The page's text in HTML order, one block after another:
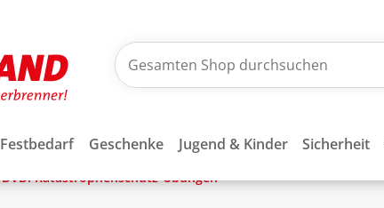
Festbedarf Geschenke Jugend & Kinder Sicherheit
DVD: Katastrophenschutz-Übungen